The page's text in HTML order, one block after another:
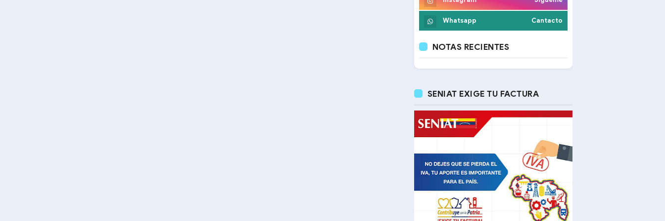
Whatsapp Cantacto
NOTAS RECIENTES
SENIAT EXIGE TU FACTURA